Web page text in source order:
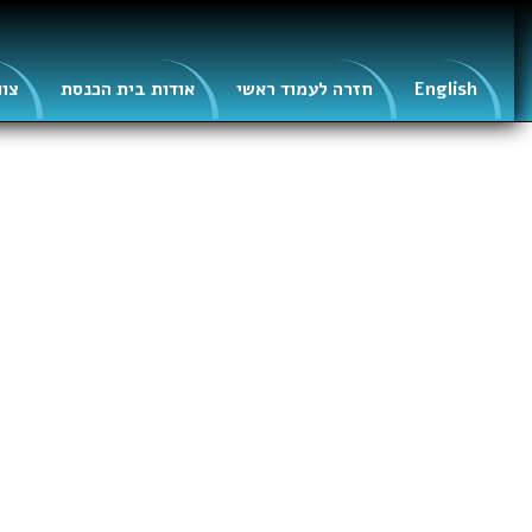
אודות בית הכנסת חזרה לעמוד ראשי English